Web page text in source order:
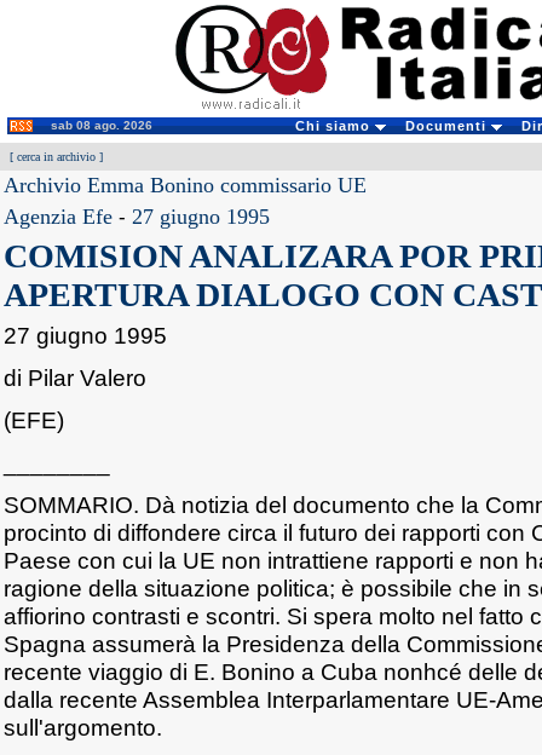
sab 08 ago. 2026 Chi siamo Documenti
[ cerca in archivio ]
Archivio Emma Bonino commissario UE
Agenzia Efe - 27 giugno 1995
COMISION ANALIZARA POR
APERTURA DIALOGO CON
27 giugno 1995
di Pilar Valero
(EFE)
SOMMARIO. Dà notizia del documento che la
procinto di diffondere circa il futuro dei rapporti con
Paese con cui la UE non intrattiene rapporti e non
ragione della situazione politica; è possibile che in
affiorino contrasti e scontri. Si spera molto nel fatto
Spagna assumerà la Presidenza della
recente viaggio di E. Bonino a Cuba nonhcé delle
dalla recente Assemblea Interparlamentare UE-
sull'argomento.